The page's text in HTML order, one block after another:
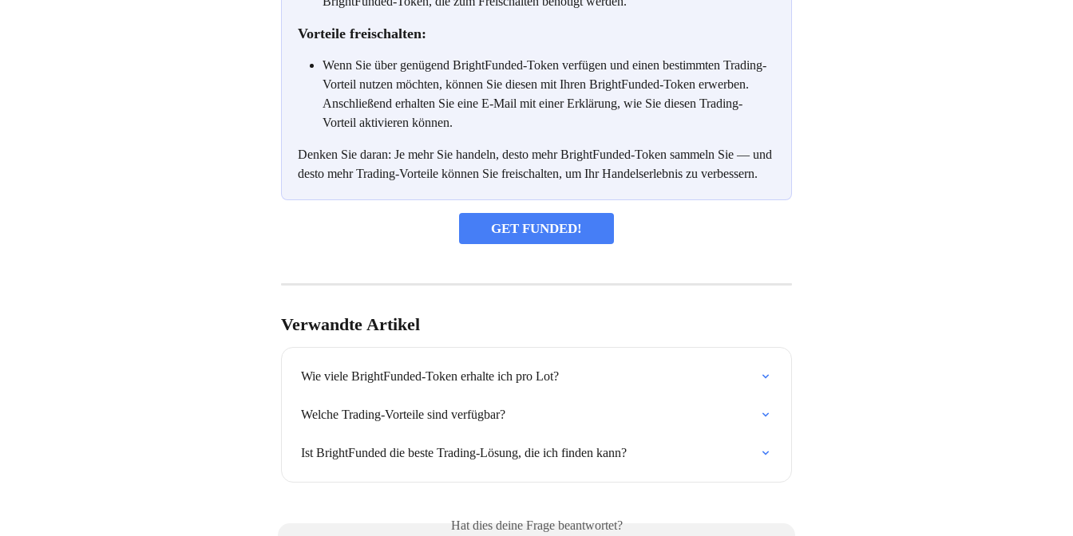
Vorteile freischalten:
Wenn Sie über genügend BrightFunded-Token verfügen und einen bestimmten Trading-
Vorteil nutzen möchten, können Sie diesen mit Ihren BrightFunded-Token erwerben.
Anschließend erhalten Sie eine E-Mail mit einer Erklärung, wie Sie diesen Trading-
Vorteil aktivieren können.
Denken Sie daran: Je mehr Sie handeln, desto mehr BrightFunded-Token sammeln Sie — und
desto mehr Trading-Vorteile können Sie freischalten, um Ihr Handelserlebnis zu verbessern.
GET FUNDED!
Verwandte Artikel
Wie viele BrightFunded-Token erhalte ich pro Lot?
Welche Trading-Vorteile sind verfügbar?
Ist BrightFunded die beste Trading-Lösung, die ich finden kann?
Hat dies deine Frage beantwortet?